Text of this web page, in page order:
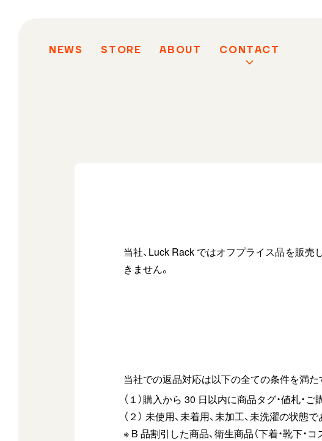
NEWS STORE ABOUT CONTACT
当社、Luck Rack ではオフプライス品を販売
きません。
当社での返品対応は以下の全ての条件を満た
（１）購入から 30 日以内に商品タグ・値札
（２） 未使用、未着用、未加工、未洗濯の状態
※ B 品割引した商品、衛生商品（下着・靴下